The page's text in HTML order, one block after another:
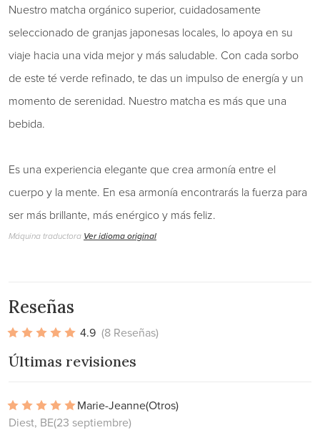
Nuestro matcha orgánico superior, cuidadosamente
seleccionado de granjas japonesas locales, lo apoya en su
viaje hacia una vida mejor y más saludable. Con cada sorbo
de este té verde refinado, te das un impulso de energía y un
momento de serenidad. Nuestro matcha es más que una
bebida.
Es una experiencia elegante que crea armonía entre el
cuerpo y la mente. En esa armonía encontrarás la fuerza para
ser más brillante, más enérgico y más feliz.
Máquina traductora Ver idioma original
Reseñas
4.9 (8 Reseñas)
Últimas revisiones
Marie-Jeanne(Otros)
Diest, BE(23 septiembre)